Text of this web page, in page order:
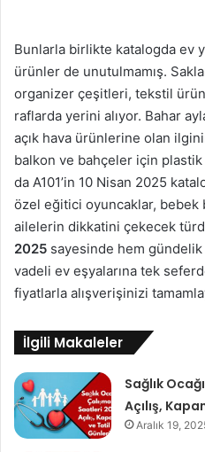
Bunlarla birlikte katalogda ev
ürünler de unutulmamış.
organizer çeşitleri, tekstil
raflarda yerini alıyor. Bahar
açık hava ürünlerine olan
balkon ve bahçeler için plastik
da A101’in 10 Nisan 2025
özel eğitici oyuncaklar, bebek
ailelerin dikkatini çekecek
2025 sayesinde hem gündelik
vadeli ev eşyalarına tek
fiyatlarla alışverişinizi
İlgili Makaleler
Sağlık
Açılış,
Aralık 19,